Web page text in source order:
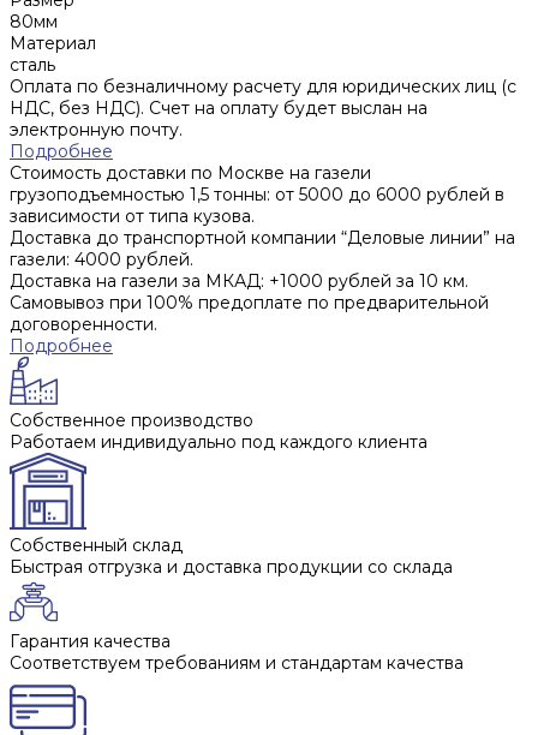
80мм
Материал
сталь
Оплата по безналичному расчету для юридических лиц (с
НДС, без НДС). Счет на оплату будет выслан на
электронную почту.
Подробнее
Стоимость доставки по Москве на газели
грузоподъемностью 1,5 тонны: от 5000 до 6000 рублей в
зависимости от типа кузова.
Доставка до транспортной компании “Деловые линии” на
газели: 4000 рублей.
Доставка на газели за МКАД: +1000 рублей за 10 км.
Самовывоз при 100% предоплате по предварительной
договоренности.
Подробнее
Собственное производство
Работаем индивидуально под каждого клиента
Собственный склад
Быстрая отгрузка и доставка продукции со склада
Гарантия качества
Соответствуем требованиям и стандартам качества